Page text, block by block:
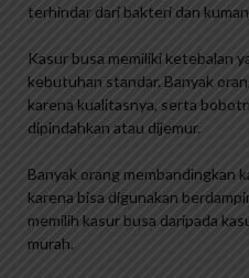
terhindar dari bakteri dan
Kasur busa memiliki ketebalan
kebutuhan standar. Banyak
karena kualitasnya, serta
dipindahkan atau dijemur.
Banyak orang membandingkan
karena bisa digunakan
memilih kasur busa daripada
murah.